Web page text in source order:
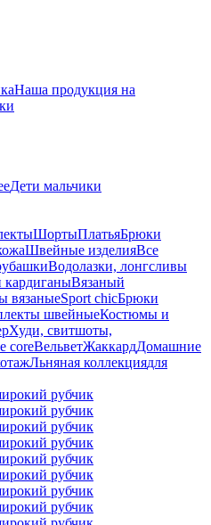
Наша продукция на
Дети мальчики
ШортыПлатьяБрюки
Швейные изделияВсе
Водолазки, лонгсливы
Вязаный
вязаныеSport chicБрюки
швейныеКостюмы и
Худи, свитшоты,
coreВельветЖаккардДомашние
Льняная коллекциядля